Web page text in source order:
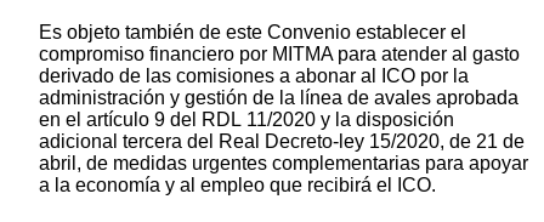
Es objeto también de este Convenio establecer el
compromiso financiero por MITMA para atender al gasto
derivado de las comisiones a abonar al ICO por la
administración y gestión de la línea de avales aprobada
en el artículo 9 del RDL 11/2020 y la disposición
adicional tercera del Real Decreto-ley 15/2020, de 21 de
abril, de medidas urgentes complementarias para apoyar
a la economía y al empleo que recibirá el ICO.